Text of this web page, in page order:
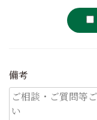
備考